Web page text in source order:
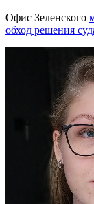
Офис Зеленского
обход решения